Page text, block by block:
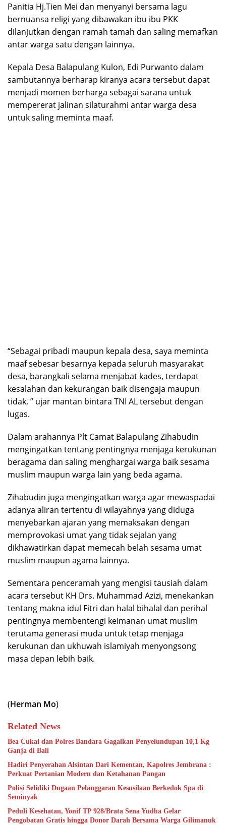
Panitia Hj.Tien Mei dan menyanyi bersama lagu
bernuansa religi yang dibawakan ibu ibu PKK
dilanjutkan dengan ramah tamah dan saling memafkan
antar warga satu dengan lainnya.
Kepala Desa Balapulang Kulon, Edi Purwanto dalam
sambutannya berharap kiranya acara tersebut dapat
menjadi momen berharga sebagai sarana untuk
mempererat jalinan silaturahmi antar warga desa
untuk saling meminta maaf.
“Sebagai pribadi maupun kepala desa, saya meminta
maaf sebesar besarnya kepada seluruh masyarakat
desa, barangkali selama menjabat kades, terdapat
kesalahan dan kekurangan baik disengaja maupun
tidak, ” ujar mantan bintara TNI AL tersebut dengan
lugas.
Dalam arahannya Plt Camat Balapulang Zihabudin
mengingatkan tentang pentingnya menjaga kerukunan
beragama dan saling menghargai warga baik sesama
muslim maupun warga lain yang beda agama.
Zihabudin juga mengingatkan warga agar mewaspadai
adanya aliran tertentu di wilayahnya yang diduga
menyebarkan ajaran yang memaksakan dengan
memprovokasi umat yang tidak sejalan yang
dikhawatirkan dapat memecah belah sesama umat
muslim maupun agama lainnya.
Sementara penceramah yang mengisi tausiah dalam
acara tersebut KH Drs. Muhammad Azizi, menekankan
tentang makna idul Fitri dan halal bihalal dan perihal
pentingnya membentengi keimanan umat muslim
terutama generasi muda untuk tetap menjaga
kerukunan dan ukhuwah islamiyah menyongsong
masa depan lebih baik.
(Herman Mo)
Related News
Bea Cukai dan Polres Bandara Gagalkan Penyelundupan 10,1 Kg
Ganja di Bali
Hadiri Penyerahan Alsintan Dari Kementan, Kapolres Jembrana :
Perkuat Pertanian Modern dan Ketahanan Pangan
Polisi Selidiki Dugaan Pelanggaran Kesusilaan Berkedok Spa di
Seminyak
Peduli Kesehatan, Yonif TP 928/Brata Sena Yudha Gelar
Pengobatan Gratis hingga Donor Darah Bersama Warga Gilimanuk